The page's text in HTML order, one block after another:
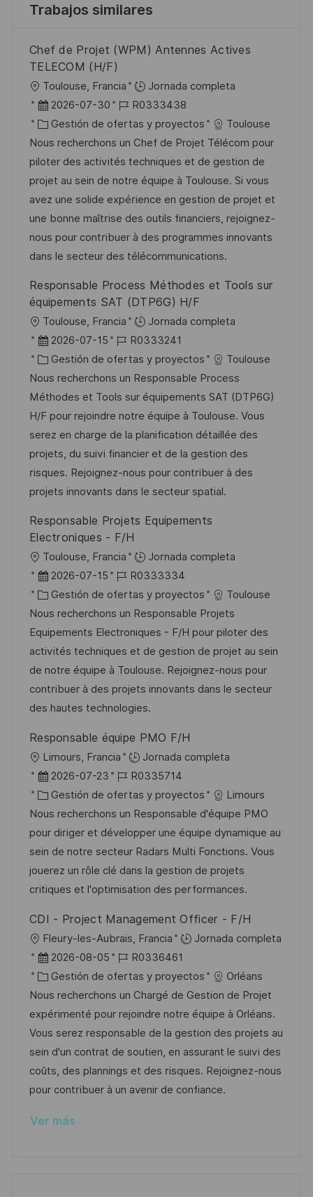
Trabajos similares
Chef de Projet (WPM) Antennes Actives
TELECOM (H/F)
U
b
c
a
c
i
ó
n
Toulouse, Francia
Jornada completa
F
e
c
h
a
d
e
p
u
l
a
2026-07-30
I
D
d
e
e
m
p
l
e
R0333438
C
a
t
e
g
o
r
í
Gestión de ofertas y proyectos
Toulouse
Nous recherchons un Chef de Projet Télécom pour
piloter des activités techniques et de gestion de
projet au sein de notre équipe à Toulouse. Si vous
avez une solide expérience en gestion de projet et
une bonne maîtrise des outils financiers, rejoignez-
nous pour contribuer à des programmes innovants
dans le secteur des télécommunications.
Responsable Process Méthodes et Tools sur
équipements SAT (DTP6G) H/F
U
b
c
a
c
i
ó
n
Toulouse, Francia
Jornada completa
F
e
c
h
a
d
e
p
u
l
a
ó
2026-07-15
I
D
d
e
e
m
p
l
e
R0333241
C
a
t
e
g
o
r
í
Gestión de ofertas y proyectos
Toulouse
Nous recherchons un Responsable Process
Méthodes et Tools sur équipements SAT (DTP6G)
H/F pour rejoindre notre équipe à Toulouse. Vous
serez en charge de la planification détaillée des
projets, du suivi financier et de la gestion des
risques. Rejoignez-nous pour contribuer à des
projets innovants dans le secteur spatial.
Responsable Projets Equipements
Electroniques - F/H
U
b
c
a
c
i
ó
n
Toulouse, Francia
Jornada completa
F
e
c
h
a
d
e
p
b
l
i
c
a
c
i
ó
n
2026-07-15
I
D
d
e
e
m
p
l
o
R0333334
C
a
t
e
g
o
r
a
Gestión de ofertas y proyectos
Toulouse
Nous recherchons un Responsable Projets
Equipements Electroniques - F/H pour piloter des
activités techniques et de gestion de projet au sein
de notre équipe à Toulouse. Rejoignez-nous pour
contribuer à des projets innovants dans le secteur
des hautes technologies.
Responsable équipe PMO F/H
U
b
c
a
c
i
ó
Limours, Francia
Jornada completa
F
e
c
h
a
d
e
u
b
l
i
c
a
c
i
ó
n
2026-07-23
I
D
d
e
e
m
p
e
o
R0335714
C
a
t
e
g
o
í
a
Gestión de ofertas y proyectos
Limours
Nous recherchons un Responsable d'équipe PMO
pour diriger et développer une équipe dynamique au
sein de notre secteur Radars Multi Fonctions. Vous
jouerez un rôle clé dans la gestion de projets
critiques et l'optimisation des performances.
CDI - Project Management Officer - F/H
U
b
c
a
c
i
ó
n
Fleury-les-Aubrais, Francia
Jornada completa
F
e
c
h
a
d
e
p
b
2026-08-05
I
D
d
e
e
m
p
l
R0336461
C
a
t
e
g
o
r
a
Gestión de ofertas y proyectos
Orléans
Nous recherchons un Chargé de Gestion de Projet
expérimenté pour rejoindre notre équipe à Orléans.
Vous serez responsable de la gestion des projets au
sein d'un contrat de soutien, en assurant le suivi des
coûts, des plannings et des risques. Rejoignez-nous
pour contribuer à un avenir de confiance.
Ver más